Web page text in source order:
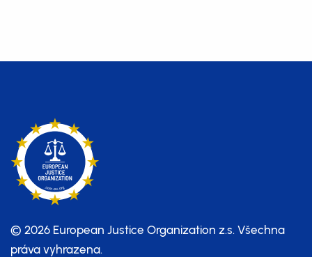
© 2026 European Justice Organization z.s. Všechna
práva vyhrazena.